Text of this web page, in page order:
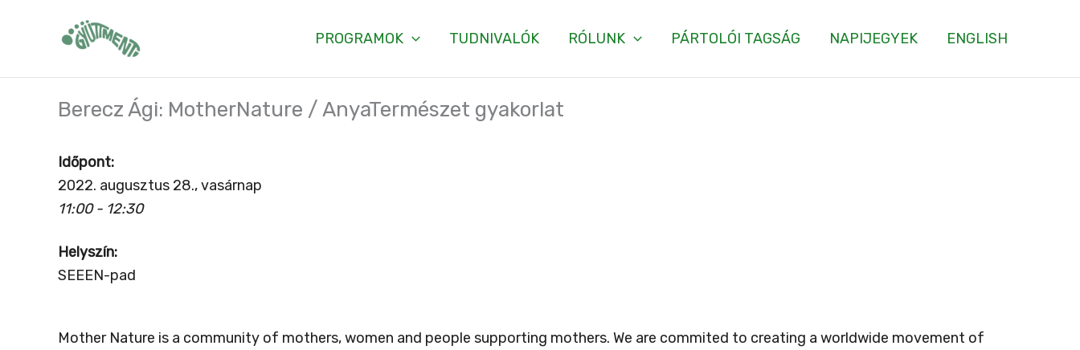
PROGRAMOK TUDNIVALÓK RÓLUNK PÁRTOLÓI TAGSÁG NAPIJEGYEK ENGLISH
Berecz Ági: MotherNature / AnyaTermészet gyakorlat
Időpont:
2022. augusztus 28., vasárnap
11:00 - 12:30
Helyszín:
SEEEN-pad
Mother Nature is a community of mothers, women and people supporting mothers. We are commited to creating a worldwide movement of